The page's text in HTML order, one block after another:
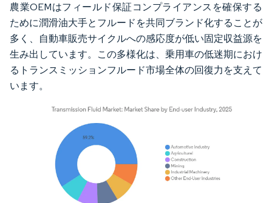
農業OEMはフィールド保証コンプライアンスを確保する
ために潤滑油大手とフルードを共同ブランド化することが
多く、自動車販売サイクルへの感応度が低い固定収益源を
生み出しています。この多様化は、乗用車の低迷期におけ
るトランスミッションフルード市場全体の回復力を支えて
います。